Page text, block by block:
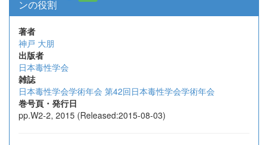
ンの役割
著者
神戸 大朋
出版者
日本毒性学会
雑誌
日本毒性学会学術年会 第42回日本毒性学会学術年会
巻号頁・発行日
pp.W2-2, 2015 (Released:2015-08-03)